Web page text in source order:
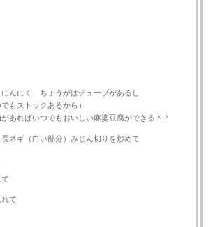
んにく、ちょうがはチューブがあるし
もストックあるから）
あればいつでもおいしい麻婆豆腐ができる＾＾
ネギ（白い部分）みじん切りを炒めて
て